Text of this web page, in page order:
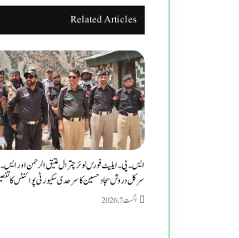
Related Articles
ایس۔پی۔ایلیٹ فورس لوئر چترال عتیق الرحمن اور
سرکل دروش سجاد حسین کا سرحدی سکیورٹی پوائنٹس کا
اگست 7, 2026